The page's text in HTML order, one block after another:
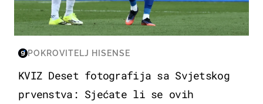
POKROVITELJ HISENSE
KVIZ Deset fotografija sa Svjetskog
prvenstva: Sjećate li se ovih